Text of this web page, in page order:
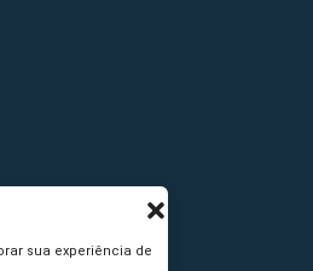
sua experiência de